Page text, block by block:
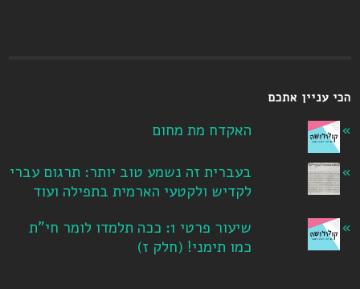
הכי עניין אתכם
האקדח מת מחום
בעברית זה נשמע טוב יותר: תרגום עברי
לקדיש ולקטעי הארמית בתפילה ועוד
שיעור פרטי 1: ככה תלמדו לומר חי"ת
כמו תימני! ‏(חלק ז‏)